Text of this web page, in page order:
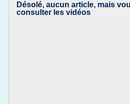
Désolé, aucun article, mais
consulter les vidéos